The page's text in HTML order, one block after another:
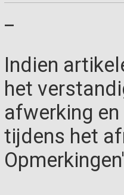
Indien
het
afwerking
tijdens het